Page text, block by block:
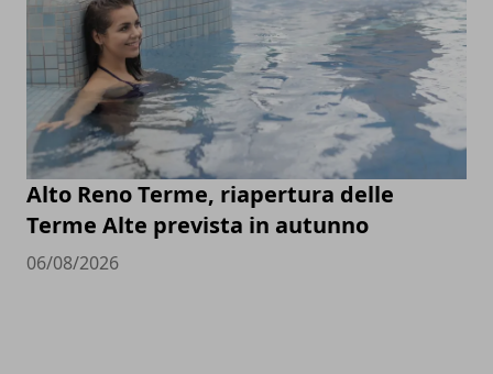
Alto Reno Terme, riapertura delle
Terme Alte prevista in autunno
06/08/2026